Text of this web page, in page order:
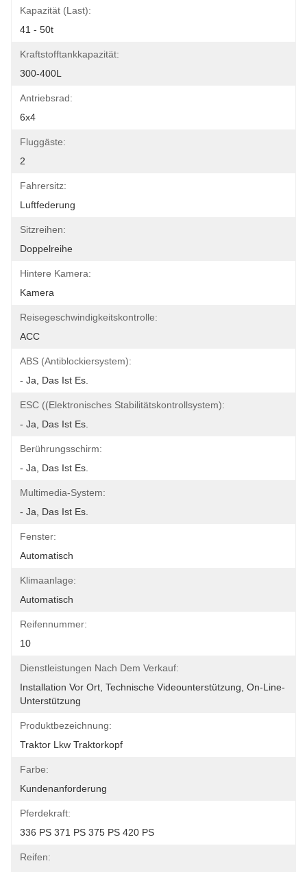
Kapazität (Last):
41 - 50t
Kraftstofftankkapazität:
300-400L
Antriebsrad:
6x4
Fluggäste:
2
Fahrersitz:
Luftfederung
Sitzreihen:
Doppelreihe
Hintere Kamera:
Kamera
Reisegeschwindigkeitskontrolle:
ACC
ABS (Antiblockiersystem):
- Ja, Das Ist Es.
ESC ((Elektronisches Stabilitätskontrollsystem):
- Ja, Das Ist Es.
Berührungsschirm:
- Ja, Das Ist Es.
Multimedia-System:
- Ja, Das Ist Es.
Fenster:
Automatisch
Klimaanlage:
Automatisch
Reifennummer:
10
Dienstleistungen Nach Dem Verkauf:
Installation Vor Ort, Technische Videounterstützung, On-Line-
Unterstützung
Produktbezeichnung:
Traktor Lkw Traktorkopf
Farbe:
Kundenanforderung
Pferdekraft:
336 PS 371 PS 375 PS 420 PS
Reifen: